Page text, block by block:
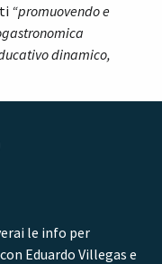
“promuovendo e
dinamico,
le info per
Eduardo Villegas e